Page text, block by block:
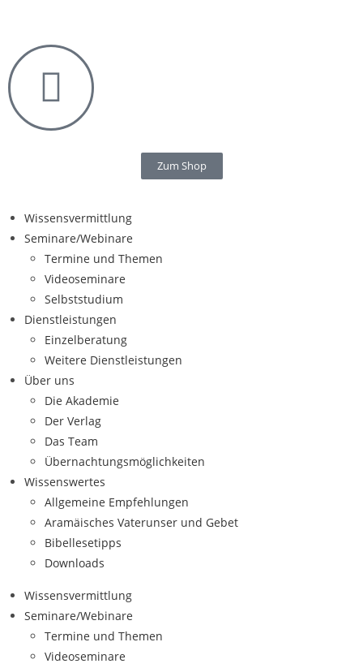
Zum Shop
Wissensvermittlung
Seminare/Webinare
Termine und Themen
Videoseminare
Selbststudium
Dienstleistungen
Einzelberatung
Weitere Dienstleistungen
Über uns
Die Akademie
Der Verlag
Das Team
Übernachtungsmöglichkeiten
Wissenswertes
Allgemeine Empfehlungen
Aramäisches Vaterunser und Gebet
Bibellesetipps
Downloads
Wissensvermittlung
Seminare/Webinare
Termine und Themen
Videoseminare